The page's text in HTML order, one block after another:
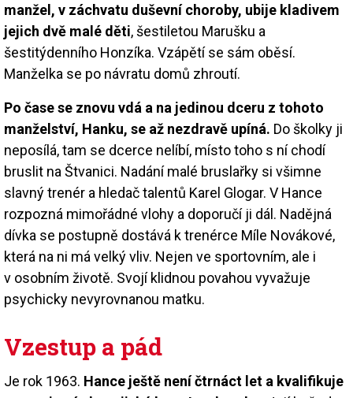
manžel, v záchvatu duševní choroby, ubije kladivem
jejich dvě malé děti, šestiletou Marušku a
šestitýdenního Honzíka. Vzápětí se sám oběsí.
Manželka se po návratu domů zhroutí.
Po čase se znovu vdá a na jedinou dceru z tohoto
manželství, Hanku, se až nezdravě upíná. Do školky ji
neposílá, tam se dcerce nelíbí, místo toho s ní chodí
bruslit na Štvanici. Nadání malé bruslařky si všimne
slavný trenér a hledač talentů Karel Glogar. V Hance
rozpozná mimořádné vlohy a doporučí ji dál. Nadějná
dívka se postupně dostává k trenérce Míle Novákové,
která na ni má velký vliv. Nejen ve sportovním, ale i
v osobním životě. Svojí klidnou povahou vyvažuje
psychicky nevyrovnanou matku.
Vzestup a pád
Je rok 1963. Hance ještě není čtrnáct let a kvalifikuje